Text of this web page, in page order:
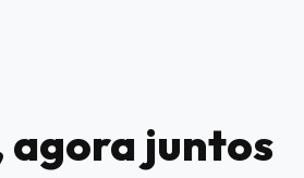
agora juntos